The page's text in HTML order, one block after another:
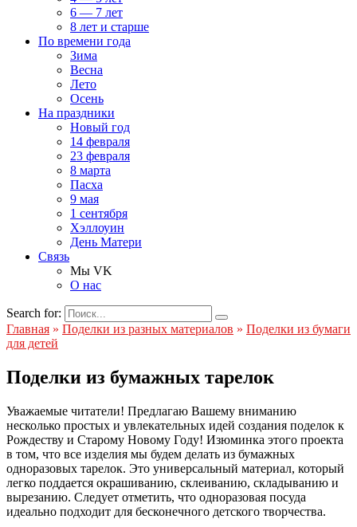
6 — 7 лет
8 лет и старше
По времени года
Зима
Весна
Лето
Осень
На праздники
Новый год
14 февраля
23 февраля
8 марта
Пасха
9 мая
1 сентября
Хэллоуин
День Матери
Связь
Мы VK
О нас
Search for:
Главная » Поделки из разных материалов » Поделки из бумаги
для детей
Поделки из бумажных тарелок
Уважаемые читатели! Предлагаю Вашему вниманию
несколько простых и увлекательных идей создания поделок к
Рождеству и Старому Новому Году! Изюминка этого проекта
в том, что все изделия мы будем делать из бумажных
одноразовых тарелок. Это универсальный материал, который
легко поддается окрашиванию, склеиванию, складыванию и
вырезанию. Следует отметить, что одноразовая посуда
идеально подходит для бесконечного детского творчества.